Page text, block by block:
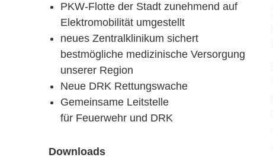
PKW-Flotte der Stadt zunehmend auf
Elektromobilität umgestellt
neues Zentralklinikum sichert
bestmögliche medizinische Versorgung
unserer Region
Neue DRK Rettungswache
Gemeinsame Leitstelle
für Feuerwehr und DRK
Downloads